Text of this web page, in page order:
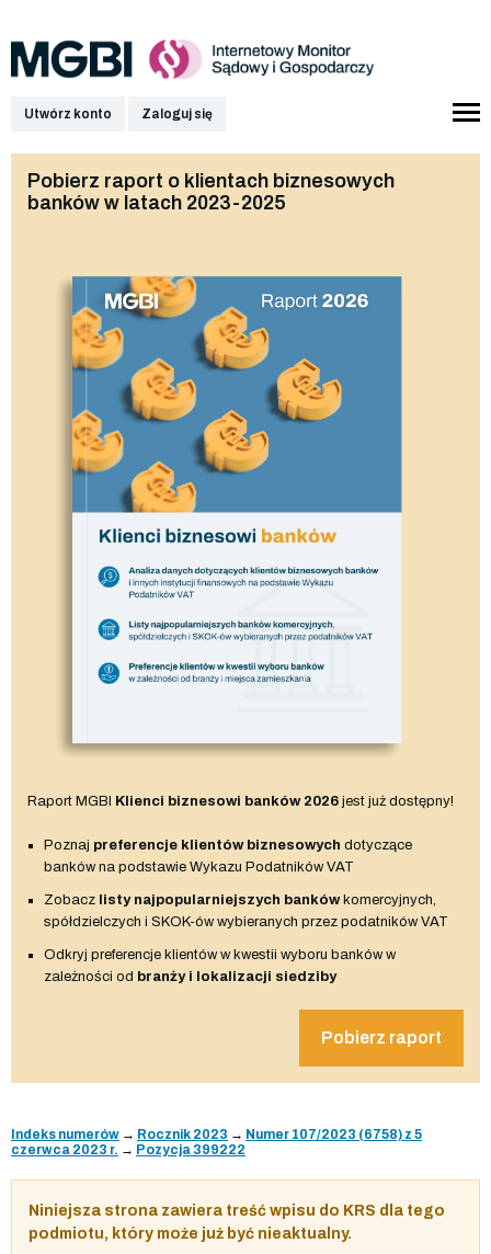
Utwórz konto Zaloguj się
Pobierz raport o klientach biznesowych
banków w latach 2023-2025
Raport MGBI Klienci biznesowi banków 2026 jest już dostępny!
Poznaj preferencje klientów biznesowych dotyczące
banków na podstawie Wykazu Podatników VAT
Zobacz listy najpopularniejszych bankówkomercyjnych,
spółdzielczych i SKOK-ów wybieranych przez podatników VAT
Odkryj preferencje klientów w kwestii wyboru banków w
zależności od branży i lokalizacji siedziby
Pobierz raport
Indeks numerów → Rocznik 2023 → Numer 107/2023 (6758) z 5
czerwca 2023 r. → Pozycja 399222
Niniejsza strona zawiera treść wpisu do KRS dla tego
podmiotu, który może już być nieaktualny.